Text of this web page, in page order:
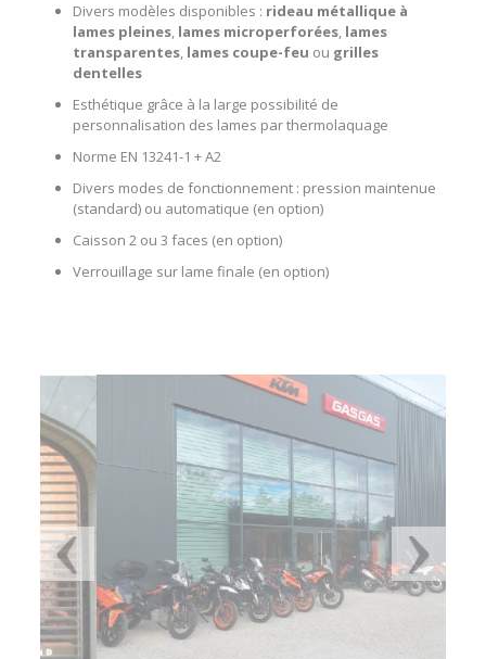
Divers modèles disponibles : rideau métallique à
lames pleines, lames microperforées, lames
transparentes, lames coupe-feu ou grilles
dentelles
Esthétique grâce à la large possibilité de
personnalisation des lames par thermolaquage
Norme EN 13241-1 + A2
Divers modes de fonctionnement : pression maintenue
(standard) ou automatique (en option)
Caisson 2 ou 3 faces (en option)
Verrouillage sur lame finale (en option)